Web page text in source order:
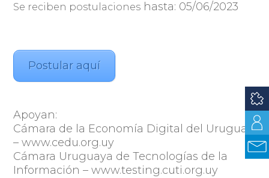
Se reciben postulaciones hasta: 05/06/2023
Postular aquí
Apoyan:
Cámara de la Economía Digital del Uruguay
– www.cedu.org.uy
Cámara Uruguaya de Tecnologías de la
Información – www.testing.cuti.org.uy